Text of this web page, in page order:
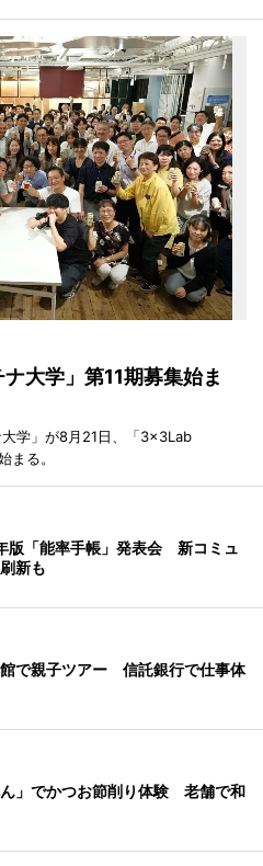
大学」第11期募集始ま
学」が8月21日、「3×3Lab
まる。
版「能率手帳」発表会 新コミュ
新も
で親子ツアー 信託銀行で仕事体
」でかつお節削り体験 老舗で和